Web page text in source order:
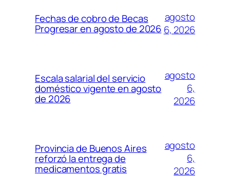
Fechas de cobro de Becas
Progresar en agosto de 2026
agosto
6, 2026
Escala salarial del servicio
doméstico vigente en agosto
de 2026
agosto
6,
2026
Provincia de Buenos Aires
reforzó la entrega de
medicamentos gratis
agosto
6,
2026